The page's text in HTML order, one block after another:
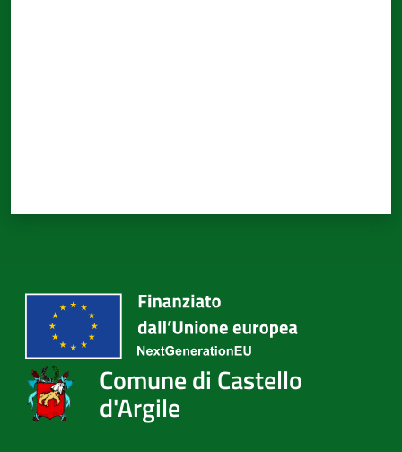
Comune di Castello
d'Argile